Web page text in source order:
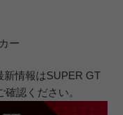
情報はSUPER GT
認ください。